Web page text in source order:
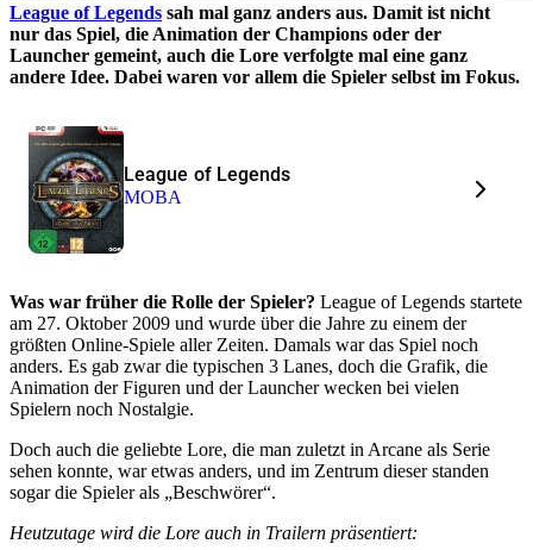
League of Legends sah mal ganz anders aus. Damit ist nicht
nur das Spiel, die Animation der Champions oder der
Launcher gemeint, auch die Lore verfolgte mal eine ganz
andere Idee. Dabei waren vor allem die Spieler selbst im Fokus.
League of Legends
MOBA
Was war früher die Rolle der Spieler? League of Legends startete
am 27. Oktober 2009 und wurde über die Jahre zu einem der
größten Online-Spiele aller Zeiten. Damals war das Spiel noch
anders. Es gab zwar die typischen 3 Lanes, doch die Grafik, die
Animation der Figuren und der Launcher wecken bei vielen
Spielern noch Nostalgie.
Doch auch die geliebte Lore, die man zuletzt in Arcane als Serie
sehen konnte, war etwas anders, und im Zentrum dieser standen
sogar die Spieler als
Beschwörer .
Heutzutage wird die Lore auch in Trailern präsentiert: